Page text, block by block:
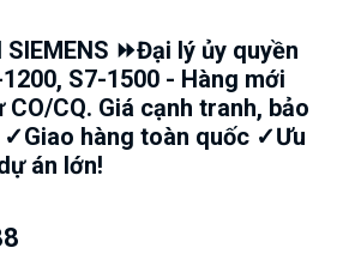
SIEMENS ⏩Đại lý ủy quyền
S7-1500 - Hàng mới
CO/CQ. Giá cạnh tranh, bảo
✓Giao hàng toàn quốc ✓Ưu
án lớn!